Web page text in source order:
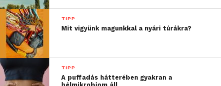
szokásaidnak.
Választhatsz másik bankot is – mielőtt
ezt meglépnéd, mindenképpen
alaposan tájékozódj a lehetőségeidről.
Vannak akciós, nulla forintos
bankszámlák, amelyekhez ingyenes
TIPP
Mit vigyünk magunkkal a nyári túrákra?
TIPP
A puffadás hátterében gyakran a